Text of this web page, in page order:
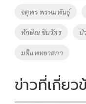
k
จตุพร พรหมพันธุ์
ทักษิณ ชินวัตร ป่
มติแพทยาสภา
ข่าวที่เกี่ยว